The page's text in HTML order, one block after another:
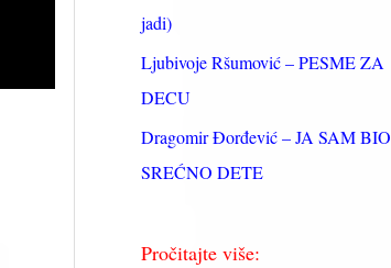
jadi)
Ljubivoje Ršumović – PESME ZA
DECU
Dragomir Đorđević – JA SAM BIO
SREĆNO DETE
Pročitajte više: